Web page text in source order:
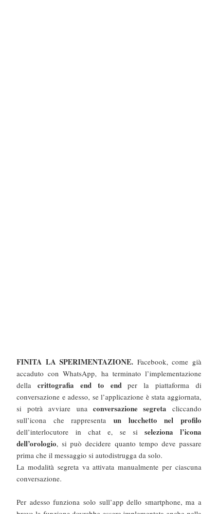
FINITA LA SPERIMENTAZIONE. Facebook, come già
accaduto con WhatsApp, ha terminato l’implementazione
dellacrittografia end to endper la piattaforma di
conversazione e adesso, se l’applicazione è stata aggiornata,
si potrà avviare una conversazione segreta cliccando
sull’icona che rappresenta un lucchetto nel profilo
dell’interlocutore in chat e, se si seleziona l’icona
dell’orologio, si può decidere quanto tempo deve passare
prima che il messaggio si autodistrugga da solo.
La modalità segreta va attivata manualmente per ciascuna
conversazione.
Per adesso funziona solo sull’app dello smartphone, ma a